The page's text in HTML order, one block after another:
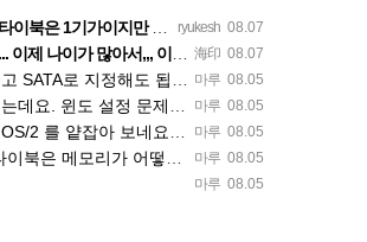
ryukesh 08.07
지만 UTM 설정에선 768mb 입니다. 1기가나 그 보다 넘게 설정하면 UTM 에뮬레…
海印 08.07
많아서,,, 이런 가상pc에 설치해보는 것도 귀찮군요.. ㅎㅎ 날씨도 덥고.....…
마루 08.05
정해도 됩니다. 저 글 진짜 이상하네요. 옛날꺼 퍼와서 그런거 같은데요.
마루 08.05
도 설정 문제신거 같은데. 크롬 브라우저나 파폭으로 해 보세요
마루 08.05
2 를 얕잡아 보네요 ㅎㅎ
마루 08.05
북은 메모리가 어떻게 되나요?
마루 08.05